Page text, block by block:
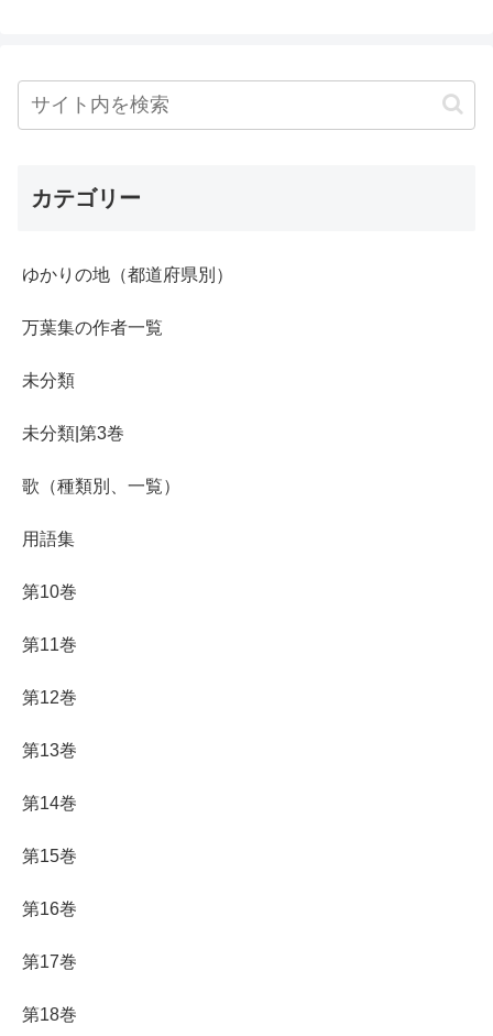
カテゴリー
ゆかりの地（都道府県別）
万葉集の作者一覧
未分類
未分類|第3巻
歌（種類別、一覧）
用語集
第10巻
第11巻
第12巻
第13巻
第14巻
第15巻
第16巻
第17巻
第18巻